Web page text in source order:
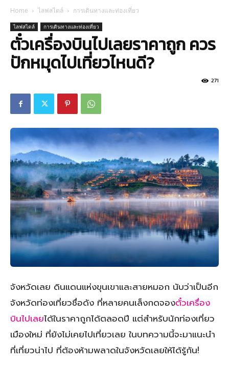
Home ไลฟสไตล์ การเดินทางและท่องเที่ยว
ไลฟสไตล์ การเดินทางและท่องเที่ยว
ตั๋วเครื่องบินไปเลยราคาถูก ควร
ปักหมุดไปเที่ยวไหนดี?
271
จังหวัดเลย ดินแดนแห่งขุนเขาและสายหมอก นับว่าเป็นอีก
จังหวัดท่องเที่ยวชื่อดัง ที่หลายคนเล็งกดจองตั๋วเครื่อง
บินไปเลยได้ในราคาถูกได้ตลอดปี แต่สำหรับนักท่องเที่ยว
เมืองใหม่ ที่ยังไม่เคยไปเที่ยวเลย ในบทความนี้จะมาแนะนำ
ที่เที่ยวน่าไป ที่ต้องห้ามพลาดในจังหวัดเลยให้ได้รู้กัน!